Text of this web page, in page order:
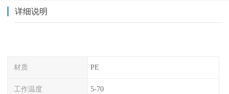
详细说明
材质 PE
工作温度 5-70